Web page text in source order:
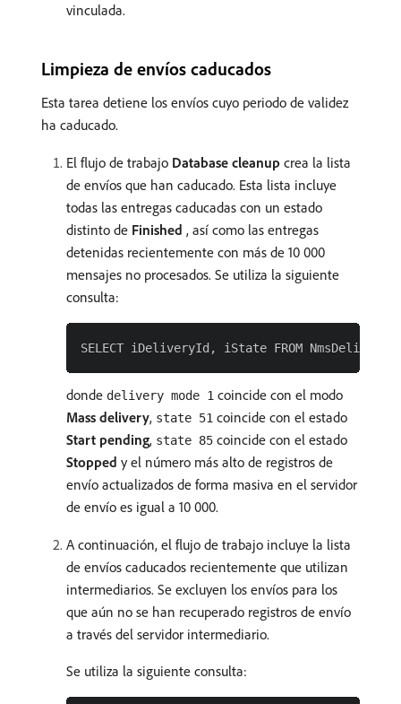
vinculada.
Limpieza de envíos caducados
Esta tarea detiene los envíos cuyo periodo de validez
ha caducado.
El flujo de trabajo Database cleanup crea la lista
de envíos que han caducado. Esta lista incluye
todas las entregas caducadas con un estado
distinto de Finished , así como las entregas
detenidas recientemente con más de 10 000
mensajes no procesados. Se utiliza la siguiente
consulta:
donde delivery mode 1 coincide con el modo
Mass delivery, state 51 coincide con el estado
Start pending, state 85 coincide con el estado
Stopped y el número más alto de registros de
envío actualizados de forma masiva en el servidor
de envío es igual a 10 000.
A continuación, el flujo de trabajo incluye la lista
de envíos caducados recientemente que utilizan
intermediarios. Se excluyen los envíos para los
que aún no se han recuperado registros de envío
a través del servidor intermediario.
Se utiliza la siguiente consulta: